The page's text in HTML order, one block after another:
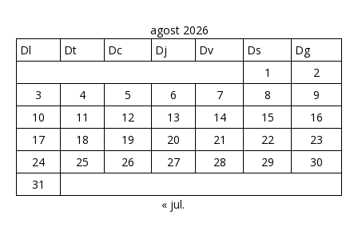
agost 2026
Dl
Dt Dc Dj Dv Ds
Dg
1
2
3
4 5 6 7 8
9
10
11 12 13 14 15
16
17
18 19 20 21 22
23
24
25 26 27 28 29
30
31
« jul.